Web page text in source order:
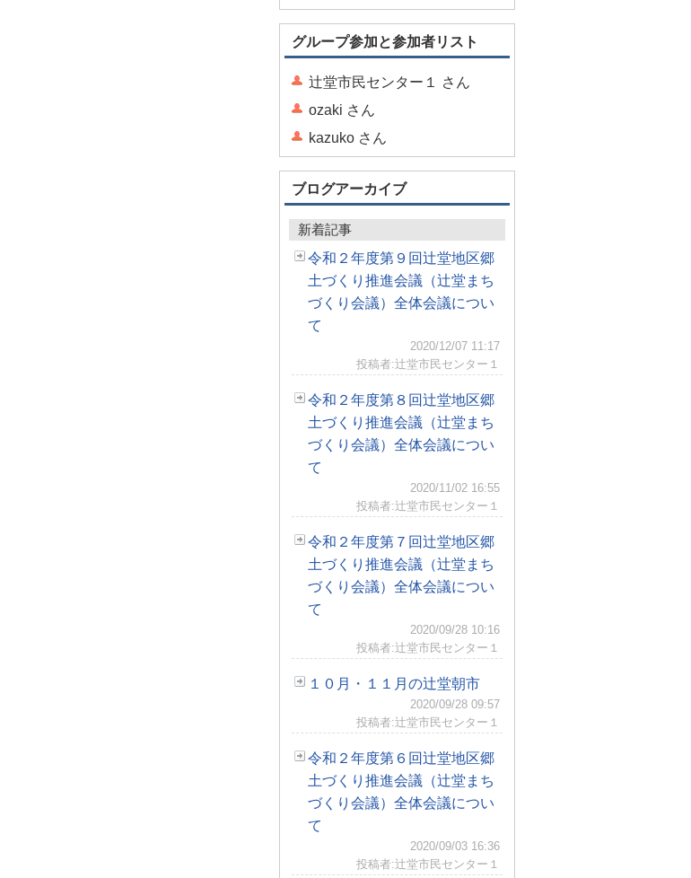
グループ参加と参加者リスト
辻堂市民センター１ さん
ozaki さん
kazuko さん
ブログアーカイブ
新着記事
令和２年度第９回辻堂地区郷
土づくり推進会議（辻堂まち
づくり会議）全体会議につい
て
2020/12/07 11:17
投稿者:辻堂市民センター１
令和２年度第８回辻堂地区郷
土づくり推進会議（辻堂まち
づくり会議）全体会議につい
て
2020/11/02 16:55
投稿者:辻堂市民センター１
令和２年度第７回辻堂地区郷
土づくり推進会議（辻堂まち
づくり会議）全体会議につい
て
2020/09/28 10:16
投稿者:辻堂市民センター１
１０月・１１月の辻堂朝市
2020/09/28 09:57
投稿者:辻堂市民センター１
令和２年度第６回辻堂地区郷
土づくり推進会議（辻堂まち
づくり会議）全体会議につい
て
2020/09/03 16:36
投稿者:辻堂市民センター１